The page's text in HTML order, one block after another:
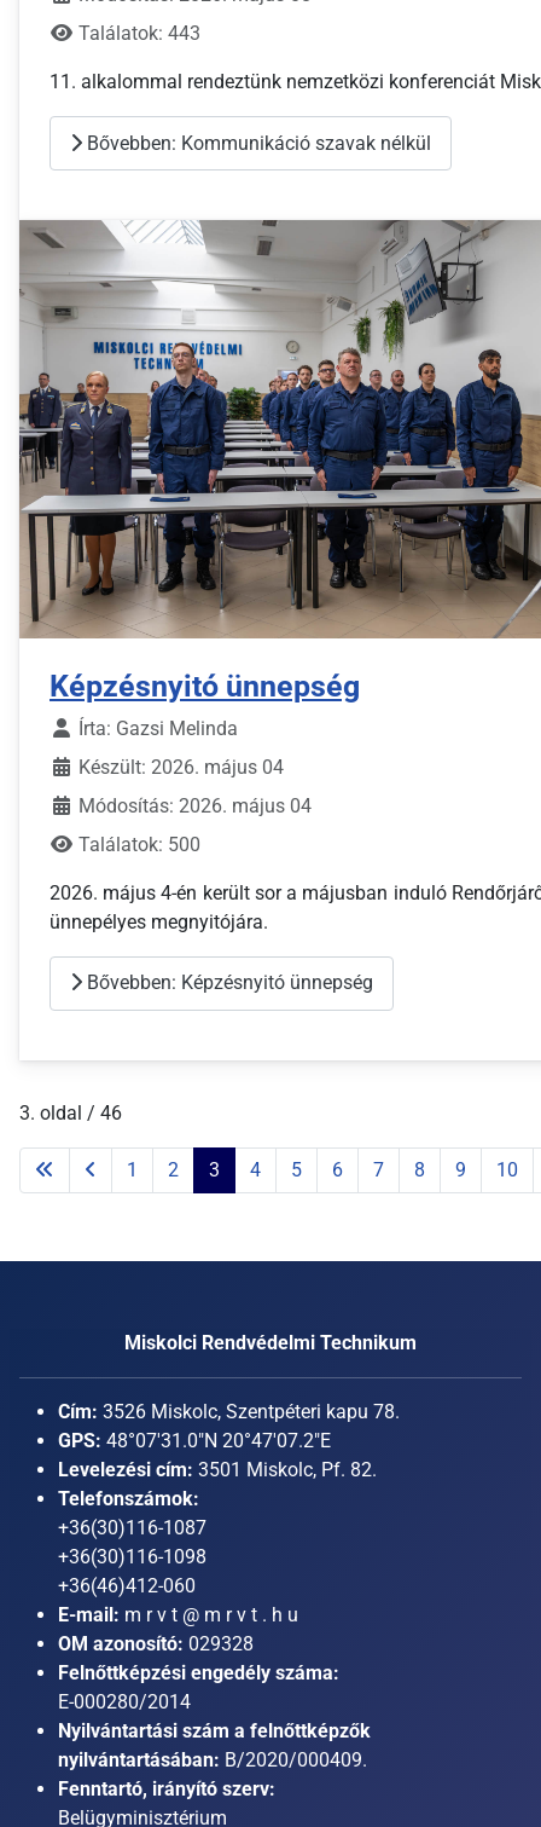
Találatok: 443
11. alkalommal rendeztünk nemzetközi konferenciát
Bővebben: Kommunikáció szavak nélkül
Képzésnyitó ünnepség
Írta: Gazsi Melinda
Készült: 2026. május 04
Módosítás: 2026. május 04
Találatok: 500
2026. május 4-én került sor a májusban induló
ünnepélyes megnyitójára.
Bővebben: Képzésnyitó ünnepség
3. oldal / 46
1 2 3 4 5 6 7 8 9 10
Miskolci Rendvédelmi Technikum
Cím: 3526 Miskolc, Szentpéteri kapu 78.
GPS: 48°07'31.0"N 20°47'07.2"E
Levelezési cím: 3501 Miskolc, Pf. 82.
Telefonszámok:
+36(30)116-1087
+36(30)116-1098
+36(46)412-060
E-mail: m r v t @ m r v t . h u
OM azonosító: 029328
Felnőttképzési engedély száma:
E-000280/2014
Nyilvántartási szám a felnőttképzők
nyilvántartásában: B/2020/000409.
Fenntartó, irányító szerv:
Belügyminisztérium